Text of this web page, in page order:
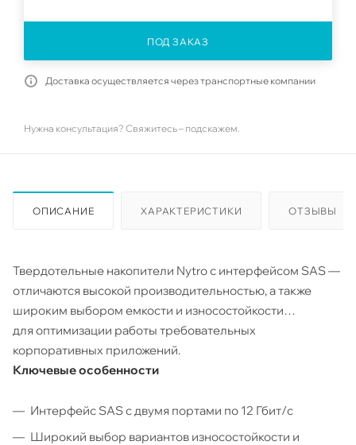
ПОД ЗАКАЗ
Доставка осуществляется через транспортные компании
Нужна консультация? Свяжитесь – подскажем.
ОПИСАНИЕ ХАРАКТЕРИСТИКИ ОТЗЫВЫ
Твердотельные накопители Nytro с интерфейсом SAS —
отличаются высокой производительностью, а также
широким выбором емкости и износостойкости
для оптимизации работы требовательных
корпоративных приложений.
Ключевые особенности
Интерфейс SAS с двумя портами по 12 Гбит/с
Широкий выбор вариантов износостойкости и